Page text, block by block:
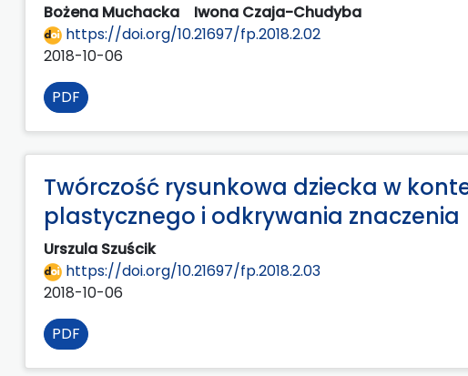
Bożena Muchacka Iwona Czaja-Chudyba
https://doi.org/10.21697/fp.2018.2.02
2018-10-06
PDF
Twórczość rysunkowa dziecka w
plastycznego i odkrywania znaczenia
Urszula Szuścik
https://doi.org/10.21697/fp.2018.2.03
2018-10-06
PDF